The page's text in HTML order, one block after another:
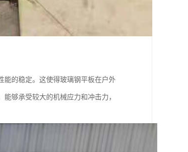
能的稳定。这使得玻璃钢平板在户外
够承受较大的机械应力和冲击力，